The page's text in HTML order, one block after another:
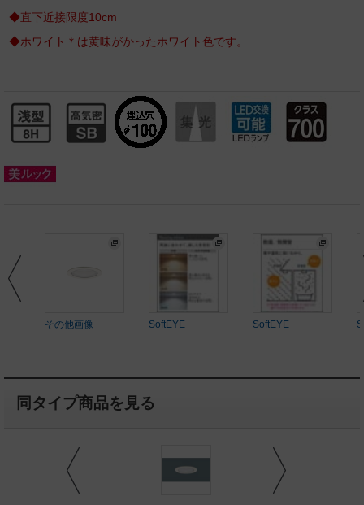
◆直下近接限度10cm
◆ホワイト＊は黄味がかったホワイト色です。
その他画像 SoftEYE SoftEYE
同タイプ商品を見る